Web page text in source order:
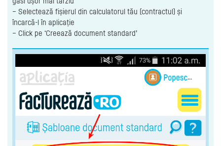
– Selectează fișierul din calculatorul tău (contractul) și
încarcă-l în aplicație
– Click pe ‘Creează document standard’